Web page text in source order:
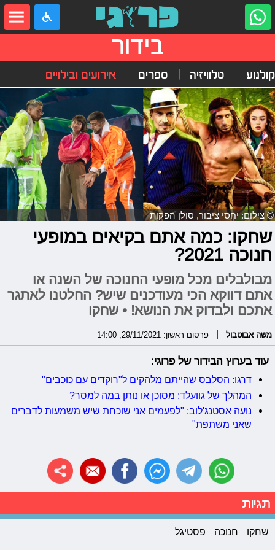
בידור
קולנוע טלוויזיה ספרים אירועים ובילויים
© צילום: יחסי ציבור, סולן הפקות
שחקו: כמה אתם בקיאים במופעי
חנוכה 2021?
מבולבלים מכל מופעי החנוכה של השנה או
אתם דווקא הכי מעודכנים שיש? החלטנו לאתגר
אתכם ולבדוק את הנושא! • שחקו
משה אבוטבול פרסום ראשון: 29/11/2021, 14:00
עוד בערוץ הבידור של פרוגי:
דרגו: הסלבס שהייתם מלהקים ל"רוקדים עם כוכבים"
המהלך של גוועלד: מסוכן או נותן במה למסר?
נועה אסטנג'לוב: "לפעמים אני שוכחת שיש משמעות לדברים
שאני משתפת"
תגיות
שחקו חנוכה פסטיגל